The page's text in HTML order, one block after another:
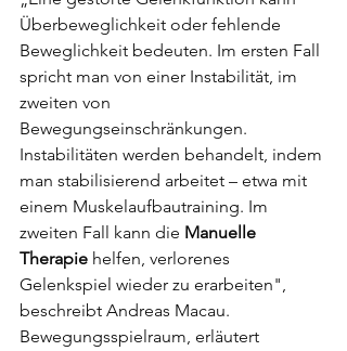
Überbeweglichkeit oder fehlende
Beweglichkeit bedeuten. Im ersten Fall
spricht man von einer Instabilität, im
zweiten von
Bewegungseinschränkungen.
Instabilitäten werden behandelt, indem
man stabilisierend arbeitet – etwa mit
einem Muskelaufbautraining. Im
zweiten Fall kann die Manuelle
Therapie helfen, verlorenes
Gelenkspiel wieder zu erarbeiten",
beschreibt Andreas Macau.
Bewegungsspielraum, erläutert